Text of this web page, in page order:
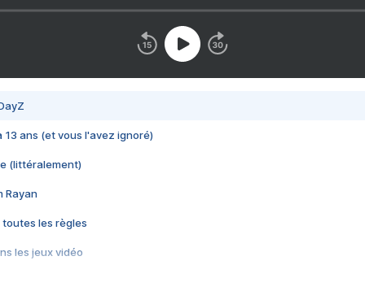
13 ans (et vous l'avez ignoré)
(littéralement)
Rayan
toutes les règles
les jeux vidéo